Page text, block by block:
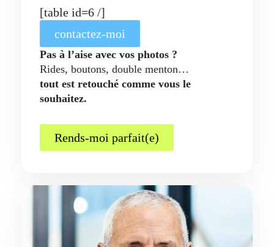
[table id=6 /]
contactez-moi
Pas à l’aise avec vos photos ?
Rides, boutons, double menton…
tout est retouché comme vous le
souhaitez.
Rends-moi parfait(e)